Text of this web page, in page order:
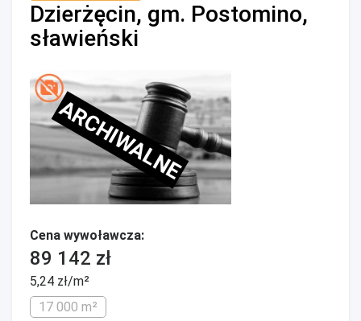
Dzierżęcin, gm. Postomino,
sławieński
ARCHIWALNE
Cena wywoławcza:
89 142 zł
5,24 zł/m²
17 000 m²